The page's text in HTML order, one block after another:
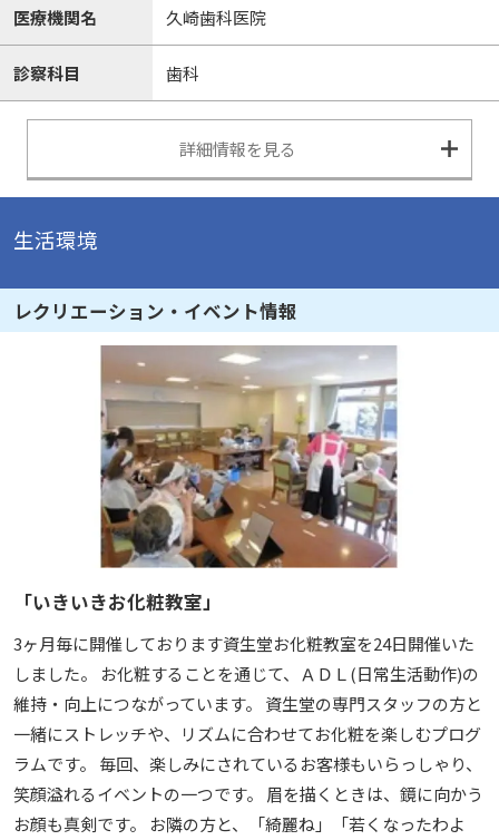
医療機関名 久崎歯科医院
診察科目 歯科
詳細情報を見る
生活環境
レクリエーション・イベント情報
「いきいきお化粧教室」
3ヶ月毎に開催しております資生堂お化粧教室を24日開催いた
しました。 お化粧することを通じて、ＡＤＬ(日常生活動作)の
維持・向上につながっています。 資生堂の専門スタッフの方と
一緒にストレッチや、リズムに合わせてお化粧を楽しむプログ
ラムです。 毎回、楽しみにされているお客様もいらっしゃり、
笑顔溢れるイベントの一つです。 眉を描くときは、鏡に向かう
お顔も真剣です。 お隣の方と、「綺麗ね」「若くなったわよ